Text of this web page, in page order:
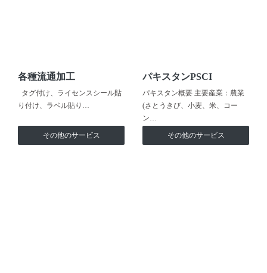
各種流通加工
タグ付け、ライセンスシール貼
り付け、ラベル貼り…
その他のサービス
パキスタンPSCI
パキスタン概要 主要産業：農業
(さとうきび、小麦、米、コー
ン…
その他のサービス